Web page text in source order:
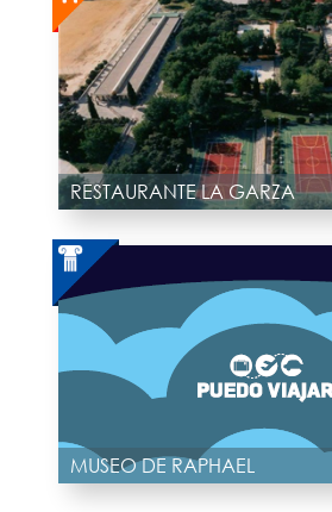
RESTAURANTE LA GARZA
MUSEO DE RAPHAEL